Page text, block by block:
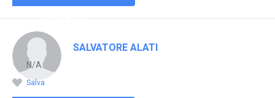
commento
SALVATORE ALATI
N/A
Salva